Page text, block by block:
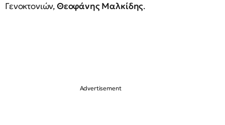
Γενοκτονιών,Θεοφάνης Μαλκίδης.